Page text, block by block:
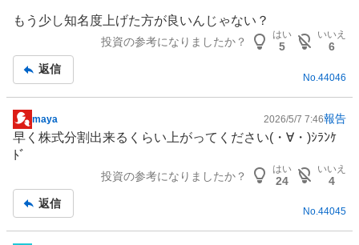
記
もう少し知名度上げた方が良いんじゃない？
投資の参考になりましたか？
はい
5
いいえ
6
返信
No. 44046
掲
示
板
maya 2026/5/7 7:46報告
早く株式分割出来るくらい上がってください(⁠・⁠∀⁠・⁠)ｼﾗﾝｹ
ﾄﾞ
投資の参考になりましたか？
はい
24
いいえ
4
返信
No.44045